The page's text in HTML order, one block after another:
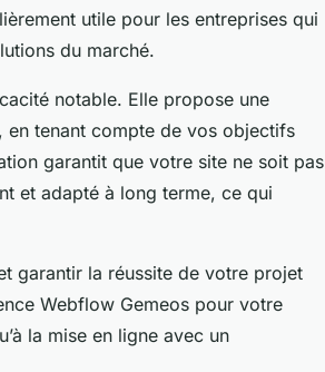
utile pour les entreprises qui
du marché.
notable. Elle propose une
tenant compte de vos objectifs
garantit que votre site ne soit pas
et adapté à long terme, ce qui
garantir la réussite de votre projet
Webflow Gemeos pour votre
la mise en ligne avec un